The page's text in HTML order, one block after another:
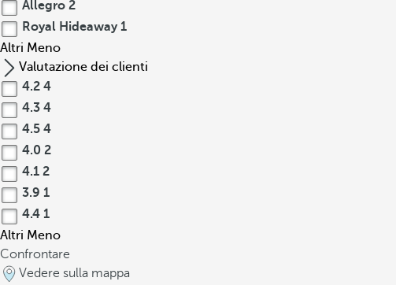
Allegro 2
Royal Hideaway 1
Altri Meno
Valutazione dei clienti
4.2 4
4.3 4
4.5 4
4.0 2
4.1 2
3.9 1
4.4 1
Altri Meno
Confrontare
Vedere sulla mappa